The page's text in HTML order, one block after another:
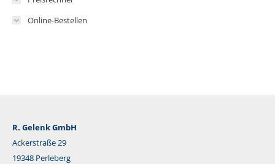
Online-Bestellen
R. Gelenk GmbH
Ackerstraße 29
19348 Perleberg